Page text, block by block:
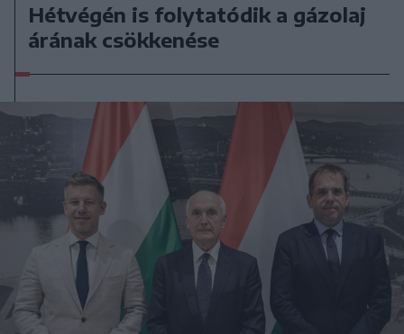
Hétvégén is folytatódik a gázolaj
árának csökkenése